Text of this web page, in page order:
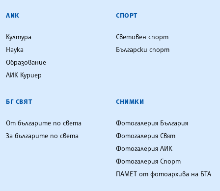
ЛИК
Култура
Наука
Образование
ЛИК Куриер
СПОРТ
Световен спорт
Български спорт
БГ СВЯТ
От българите по света
За българите по света
СНИМКИ
Фотогалерия България
Фотогалерия Свят
Фотогалерия ЛИК
Фотогалерия Спорт
ПАМЕТ от фотоархива на БТА